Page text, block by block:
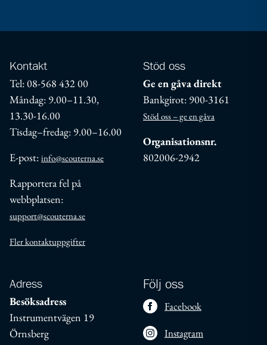
Kontakt
Tel: 08-568 432 00
Måndag: 9.00–11.30,
13.30-16.00
Tisdag–fredag: 9.00–16.00
E-post: info@scouterna.se
Rapportera fel på
webbplatsen:
support@scouterna.se
Fler kontaktuppgifter
Stöd oss
Ge en gåva direkt
Bankgirot: 900-3161
Stöd oss – ge en gåva
Organisationsnr.
802006-2942
Adress
Besöksadress
Instrumentvägen 19
Örnsberg
Följ oss
Facebook
Instagram